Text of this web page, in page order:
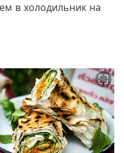
в холодильник на